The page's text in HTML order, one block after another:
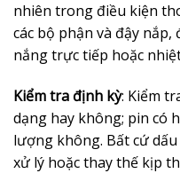
nhiên trong điều kiện
các bộ phận và đậy
nắng trực tiếp hoặc
Kiểm tra định kỳ: Kiểm
dạng hay không; pin có
lượng không. Bất cứ
xử lý hoặc thay thế kịp